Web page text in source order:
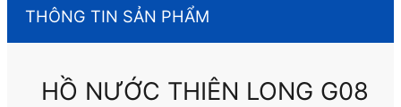
THÔNG TIN SẢN PHẨM
HỒ NƯỚC THIÊN LONG G08